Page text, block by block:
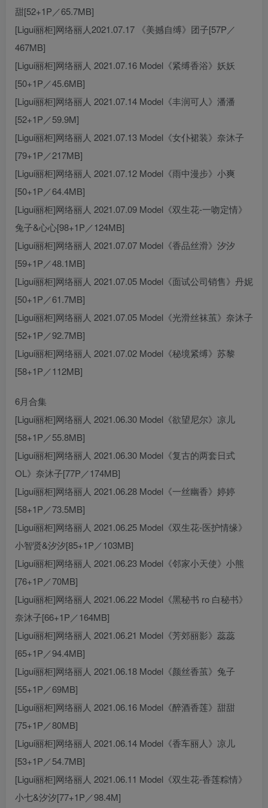
甜[52+1P／65.7MB]
[Ligui丽柜]网络丽人2021.07.17 《美撼自缚》团子[57P／
467MB]
[Ligui丽柜]网络丽人 2021.07.16 Model《紧缚香浴》妖妖
[50+1P／45.6MB]
[Ligui丽柜]网络丽人 2021.07.14 Model《丰润可人》潘潘
[52+1P／59.9M]
[Ligui丽柜]网络丽人 2021.07.13 Model《女仆裙装》奈沐子
[79+1P／217MB]
[Ligui丽柜]网络丽人 2021.07.12 Model《雨中漫步》小爽
[50+1P／64.4MB]
[Ligui丽柜]网络丽人 2021.07.09 Model《双生花-一吻定情》
兔子&心心[98+1P／124MB]
[Ligui丽柜]网络丽人 2021.07.07 Model《香品丝滑》汐汐
[59+1P／48.1MB]
[Ligui丽柜]网络丽人 2021.07.05 Model《面试公司销售》丹妮
[50+1P／61.7MB]
[Ligui丽柜]网络丽人 2021.07.05 Model《光滑丝袜茧》奈沐子
[52+1P／92.7MB]
[Ligui丽柜]网络丽人 2021.07.02 Model《秘境紧缚》苏黎
[58+1P／112MB]
6月合集
[Ligui丽柜]网络丽人 2021.06.30 Model《欲望尼尔》凉儿
[58+1P／55.8MB]
[Ligui丽柜]网络丽人 2021.06.30 Model《复古的两套日式
OL》奈沐子[77P／174MB]
[Ligui丽柜]网络丽人 2021.06.28 Model《一丝幽香》婷婷
[58+1P／73.5MB]
[Ligui丽柜]网络丽人 2021.06.25 Model《双生花-医护情缘》
小智贤&汐汐[85+1P／103MB]
[Ligui丽柜]网络丽人 2021.06.23 Model《邻家小天使》小熊
[76+1P／70MB]
[Ligui丽柜]网络丽人 2021.06.22 Model《黑秘书 ro 白秘书》
奈沐子[66+1P／164MB]
[Ligui丽柜]网络丽人 2021.06.21 Model《芳郊丽影》蕊蕊
[65+1P／94.4MB]
[Ligui丽柜]网络丽人 2021.06.18 Model《颜丝香茧》兔子
[55+1P／69MB]
[Ligui丽柜]网络丽人 2021.06.16 Model《醉酒香莲》甜甜
[75+1P／80MB]
[Ligui丽柜]网络丽人 2021.06.14 Model《香车丽人》凉儿
[53+1P／54.7MB]
[Ligui丽柜]网络丽人 2021.06.11 Model《双生花-香莲粽情》
小七&汐汐[77+1P／98.4M]